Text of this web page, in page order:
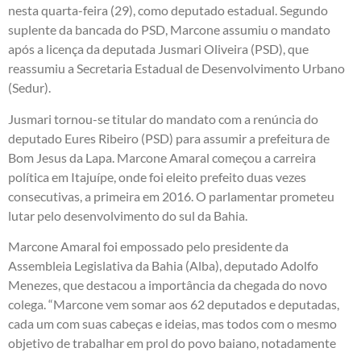
nesta quarta-feira (29), como deputado estadual. Segundo
suplente da bancada do PSD, Marcone assumiu o mandato
após a licença da deputada Jusmari Oliveira (PSD), que
reassumiu a Secretaria Estadual de Desenvolvimento Urbano
(Sedur).
Jusmari tornou-se titular do mandato com a renúncia do
deputado Eures Ribeiro (PSD) para assumir a prefeitura de
Bom Jesus da Lapa. Marcone Amaral começou a carreira
política em Itajuípe, onde foi eleito prefeito duas vezes
consecutivas, a primeira em 2016. O parlamentar prometeu
lutar pelo desenvolvimento do sul da Bahia.
Marcone Amaral foi empossado pelo presidente da
Assembleia Legislativa da Bahia (Alba), deputado Adolfo
Menezes, que destacou a importância da chegada do novo
colega. “Marcone vem somar aos 62 deputados e deputadas,
cada um com suas cabeças e ideias, mas todos com o mesmo
objetivo de trabalhar em prol do povo baiano, notadamente